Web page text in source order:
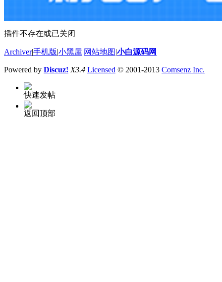
插件不存在或已关闭
Archiver|手机版 小黑屋 网站地图 小白源码网
Powered by Discuz! X3.4 Licensed © 2001-2013 Comsenz Inc.
快速发帖
返回顶部